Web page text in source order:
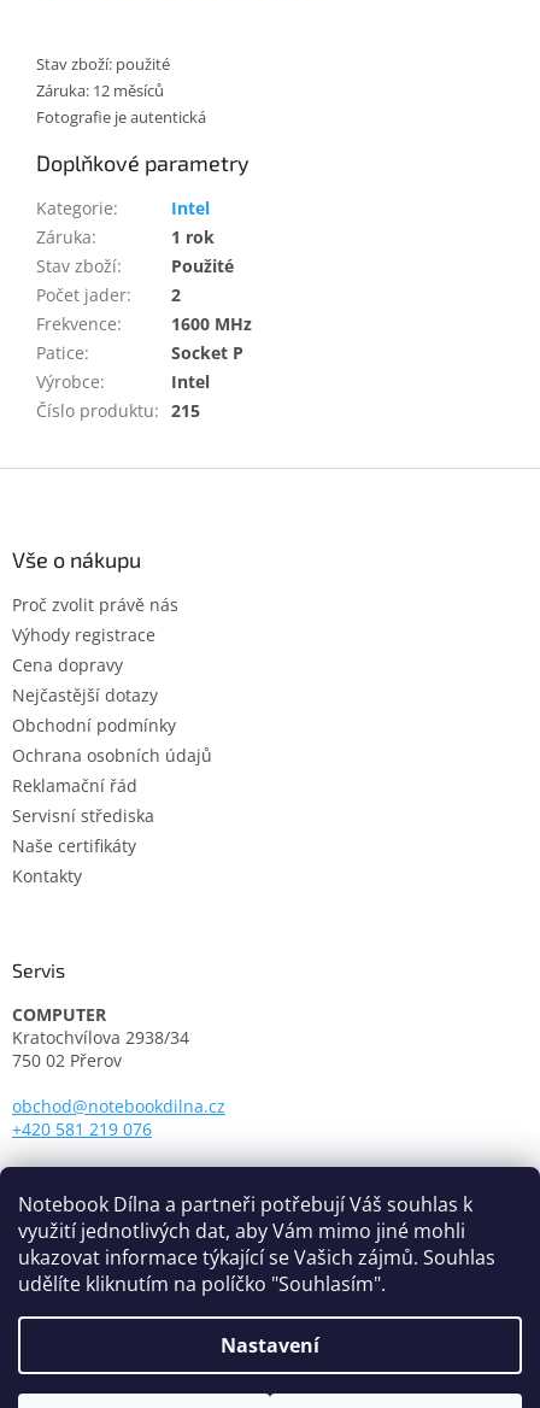
Notebook Dílna a partneři potřebují Váš souhlas k
využití jednotlivých dat, aby Vám mimo jiné mohli
ukazovat informace týkající se Vašich zájmů. Souhlas
udělíte kliknutím na políčko "Souhlasím".
Nastavení
Stav zboží: použité
Záruka: 12 měsíců
Fotografie je autentická
Doplňkové parametry
Kategorie:
Intel
Záruka:
1 rok
Stav zboží:
Použité
Počet jader:
2
Frekvence:
1600 MHz
Patice:
Socket P
Výrobce:
Intel
Číslo produktu: 215
Vše o nákupu
Proč zvolit právě nás
Výhody registrace
Cena dopravy
Nejčastější dotazy
Obchodní podmínky
Ochrana osobních údajů
Reklamační řád
Servisní střediska
Naše certifikáty
Kontakty
Servis
COMPUTER
Kratochvílova 2938/34
750 02 Přerov
obchod@notebookdilna.cz
+420 581 219 076
Pondělí - Pátek: 9.00 - 17.00
Vytvořil Shoptet